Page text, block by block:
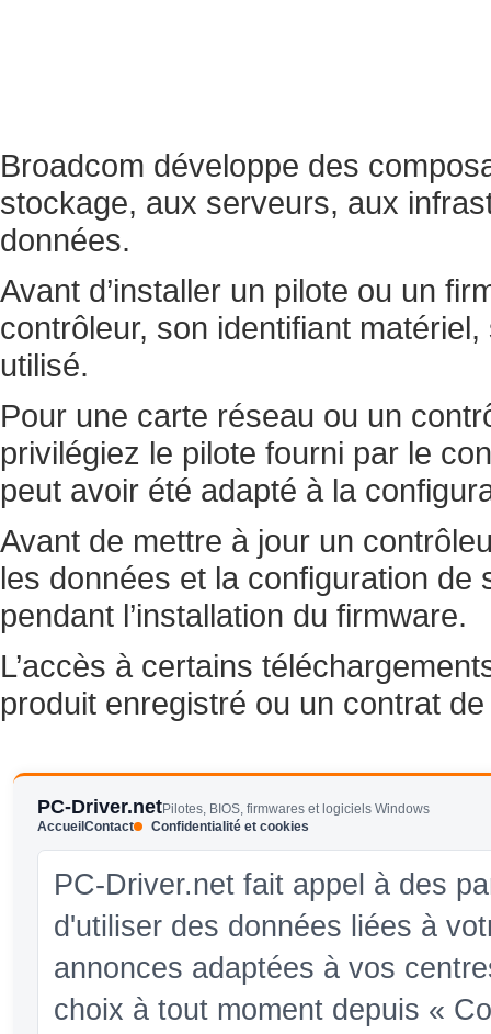
Broadcom développe des
stockage, aux serveurs, aux
données.
Avant d’installer un pilote ou un
contrôleur, son identifiant
utilisé.
Pour une carte réseau ou un
privilégiez le pilote fourni par le
peut avoir été adapté à la
Avant de mettre à jour un
les données et la configuration de
pendant l’installation du firmware.
L’accès à certains
produit enregistré ou un contrat
PC-Driver.netPilotes, BIOS, firmwares et logiciels Windows
AccueilContact Confidentialité et cookies
PC-Driver.net fait appel à des
d'utiliser des données liées à
annonces adaptées à vos
choix à tout moment depuis «